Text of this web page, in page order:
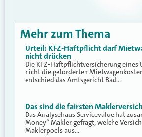
Mehr zum Thema
Urteil: KFZ-Haftpflicht darf
nicht drücken
Die KFZ-Haftpflichtversicherung eines
nicht die geforderten
entschied das Amtsgericht Bad…
Das sind die fairsten
Das Analysehaus Servicevalue hat
Money“ Makler gefragt, welche
Maklerpools aus…